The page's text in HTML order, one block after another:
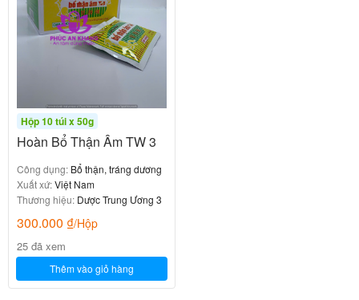
Hộp 10 túi x 50g
Hoàn Bổ Thận Âm TW 3
Công dụng: Bổ thận, tráng dương
Xuất xứ:Việt Nam
Thương hiệu: Dược Trung Ương 3
300.000 ₫/Hộp
25 đã xem
Thêm vào giỏ hàng